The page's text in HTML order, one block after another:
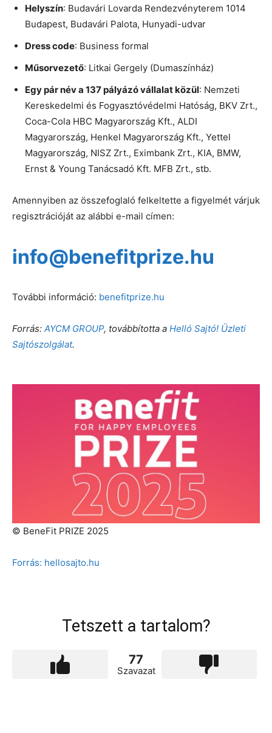
Helyszín: Budavári Lovarda Rendezvényterem 1014
Budapest, Budavári Palota, Hunyadi-udvar
Dress code: Business formal
Műsorvezető: Litkai Gergely (Dumaszínház)
Egy pár név a 137 pályázó vállalat közül: Nemzeti
Kereskedelmi és Fogyasztóvédelmi Hatóság, BKV Zrt.,
Coca-Cola HBC Magyarország Kft., ALDI
Magyarország, Henkel Magyarország Kft., Yettel
Magyarország, NISZ Zrt., Eximbank Zrt., KIA, BMW,
Ernst & Young Tanácsadó Kft. MFB Zrt., stb.
Amennyiben az összefoglaló felkeltette a figyelmét várjuk
regisztrációját az alábbi e-mail címen:
info@benefitprize.hu
További információ: benefitprize.hu
Forrás: AYCM GROUP, továbbította a Helló Sajtó! Üzleti
Sajtószolgálat.
© BeneFit PRIZE 2025
Forrás: hellosajto.hu
Tetszett a tartalom?
77
Szavazat